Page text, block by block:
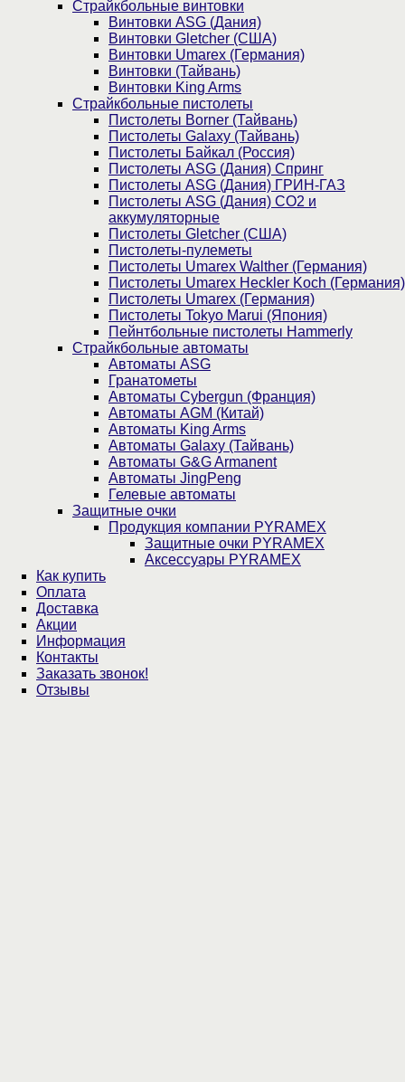
Страйкбольные винтовки
Винтовки ASG (Дания)
Винтовки Gletcher (США)
Винтовки Umarex (Германия)
Винтовки (Тайвань)
Винтовки King Arms
Страйкбольные пистолеты
Пистолеты Borner (Тайвань)
Пистолеты Galaxy (Тайвань)
Пистолеты Байкал (Россия)
Пистолеты ASG (Дания) Спринг
Пистолеты ASG (Дания) ГРИН-ГАЗ
Пистолеты ASG (Дания) CO2 и
аккумуляторные
Пистолеты Gletcher (США)
Пистолеты-пулеметы
Пистолеты Umarex Walther (Германия)
Пистолеты Umarex Heckler Koch (Германия)
Пистолеты Umarex (Германия)
Пистолеты Tokyo Marui (Япония)
Пейнтбольные пистолеты Hammerly
Страйкбольные автоматы
Автоматы ASG
Гранатометы
Автоматы Cybergun (Франция)
Автоматы AGM (Китай)
Автоматы King Arms
Автоматы Galaxy (Тайвань)
Автоматы G&G Armanent
Автоматы JingPeng
Гелевые автоматы
Защитные очки
Продукция компании PYRAMEX
Защитные очки PYRAMEX
Аксессуары PYRAMEX
Как купить
Оплата
Доставка
Акции
Информация
Контакты
Заказать звонок!
Отзывы